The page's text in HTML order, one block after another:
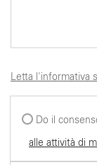
Letta l'informativa
Do il
alle attività di